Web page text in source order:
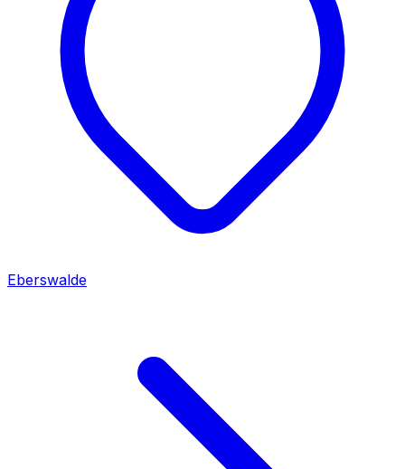
Eberswalde